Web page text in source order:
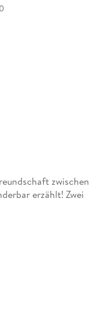
0
zwischen
erzählt! Zwei